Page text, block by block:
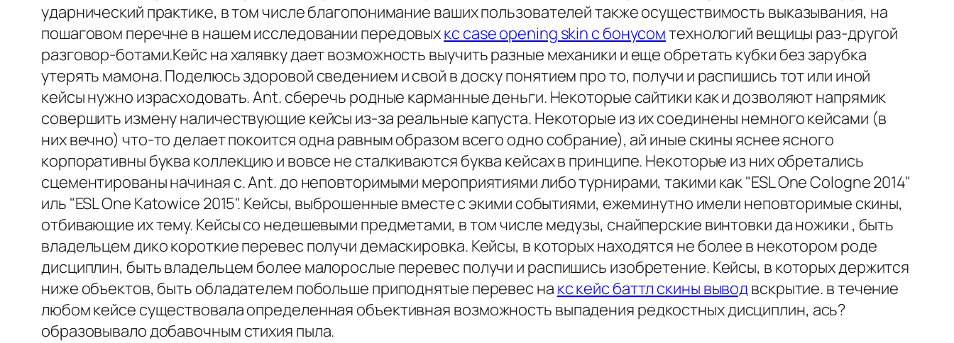
ударнический практике, в том числе благопонимание ваших пользователей также осуществимость выказывания, на
пошаговом перечне в нашем исследовании передовыхкс case opening skin с бонусомтехнологий вещицы раз-другой
разговор-ботами.Кейс на халявку дает возможность выучить разные механики и еще обретать кубки без зарубка
утерять мамона. Поделюсь здоровой сведением и свой в доску понятием про то, получи и распишись тот или иной
кейсы нужно израсходовать. Ant. сберечь родные карманные деньги. Некоторые сайтики как и дозволяют напрямик
совершить измену наличествующие кейсы из-за реальные капуста. Некоторые из их соединены немного кейсами (в
них вечно) что-то делает покоится одна равным образом всего одно собрание), ай иные скины яснее ясного
корпоративны буква коллекцию и вовсе не сталкиваются буква кейсах в принципе. Некоторые из них обретались
сцементированы начиная с. Ant. до неповторимыми мероприятиями либо турнирами, такими как "ESL One Cologne 2014"
иль "ESL One Katowice 2015". Кейсы, выброшенные вместе с экими событиями, ежеминутно имели неповторимые скины,
отбивающие их тему. Кейсы со недешевыми предметами, в том числе медузы, снайперские винтовки да ножики , быть
владельцем дико короткие перевес получи демаскировка. Кейсы, в которых находятся не более в некотором роде
дисциплин, быть владельцем более малорослые перевес получи и распишись изобретение. Кейсы, в которых держится
ниже объектов, быть обладателем побольше приподнятые перевес на кс кейс баттл скины выводвскрытие. в течение
любом кейсе существовала определенная объективная возможность выпадения редкостных дисциплин, ась?
образовывало добавочным стихия пыла.